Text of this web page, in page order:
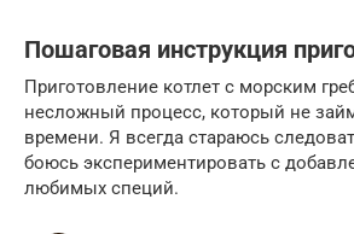
Пошаговая инструкция
Приготовление котлет с морским
несложный процесс, который не
времени. Я всегда стараюсь
боюсь экспериментировать с
любимых специй.